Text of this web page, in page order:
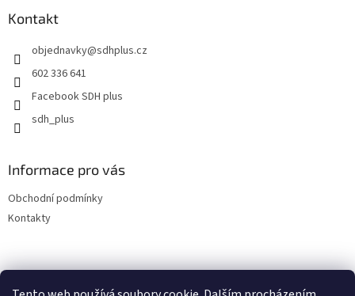
Kontakt
objednavky@sdhplus.cz
602 336 641
Facebook SDH plus
sdh_plus
Informace pro vás
Obchodní podmínky
Kontakty